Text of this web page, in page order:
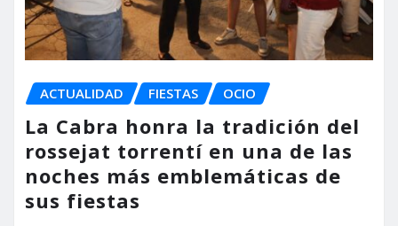
ACTUALIDAD FIESTAS OCIO
La Cabra honra la tradición del
rossejat torrentí en una de las
noches más emblemáticas de
sus fiestas